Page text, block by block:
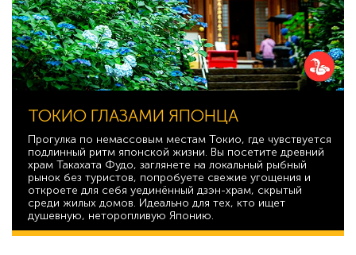
ТОКИО ГЛАЗАМИ ЯПОНЦА
Прогулка по немассовым местам Токио, где чувствуется
подлинный ритм японской жизни. Вы посетите древний
храм Такахата Фудо, заглянете на локальный рыбный
рынок без туристов, попробуете свежие угощения и
откроете для себя уединённый дзэн-храм, скрытый
среди жилых домов. Идеально для тех, кто ищет
душевную, неторопливую Японию.